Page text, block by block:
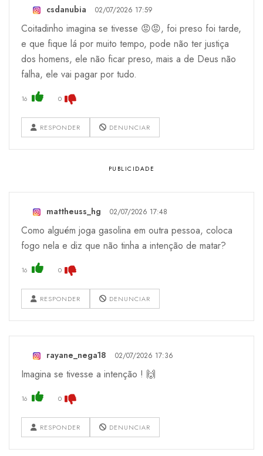
csdanubia 02/07/2026 17:59
Coitadinho imagina se tivesse 😡😡, foi preso foi tarde,
e que fique lá por muito tempo, pode não ter justiça
dos homens, ele não ficar preso, mais a de Deus não
falha, ele vai pagar por tudo.
16 0
RESPONDER DENUNCIAR
mattheuss_hg 02/07/2026 17:48
Como alguém joga gasolina em outra pessoa, coloca
fogo nela e diz que não tinha a intenção de matar?
16 0
RESPONDER DENUNCIAR
rayane_nega18 02/07/2026 17:36
Imagina se tivesse a intenção ! 🙌
16 0
RESPONDER DENUNCIAR